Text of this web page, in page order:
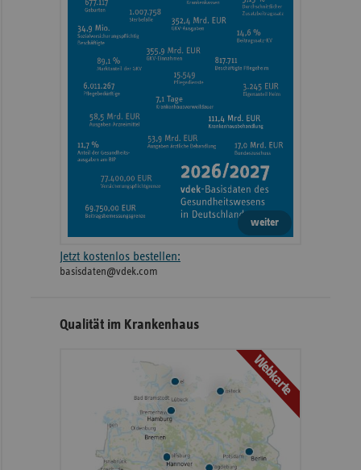
weiter
Jetzt kostenlos bestellen:
basisdaten@vdek.com
Qualität im Krankenhaus
Webkarte